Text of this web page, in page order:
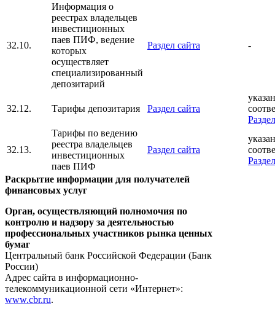
32.10.
Информация о
реестрах владельцев
инвестиционных
паев ПИФ, ведение
которых
осуществляет
специализированный
депозитарий
Раздел сайта -
32.12. Тарифы депозитария Раздел сайта
32.13.
Тарифы по ведению
реестра владельцев
инвестиционных
паев ПИФ
Раздел сайта
Раскрытие информации для получателей
финансовых услуг
Орган, осуществляющий полномочия по
контролю и надзору за деятельностью
профессиональных участников рынка ценных
бумаг
Центральный банк Российской Федерации (Банк
России)
Адрес сайта в информационно-
телекоммуникационной сети «Интернет»:
www.cbr.ru.